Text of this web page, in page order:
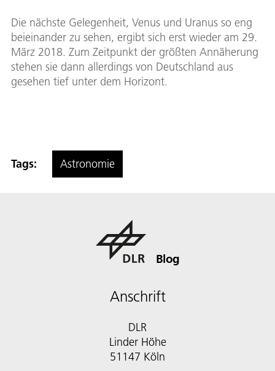
Die nächste Gelegenheit, Venus und Uranus so eng
beieinander zu sehen, ergibt sich erst wieder am 29.
März 2018. Zum Zeitpunkt der größten Annäherung
stehen sie dann allerdings von Deutschland aus
gesehen tief unter dem Horizont.
Tags: Astronomie
Blog
Anschrift
DLR
Linder Höhe
51147 Köln